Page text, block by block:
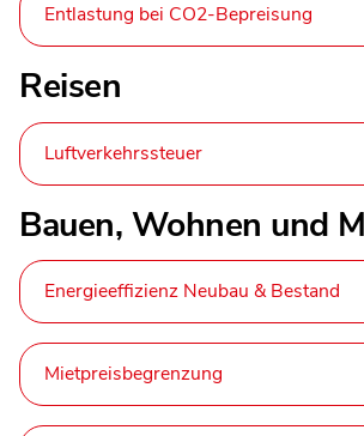
Entlastung bei CO2-Bepreisung
Reisen
Luftverkehrssteuer
Bauen, Wohnen und
Energieeffizienz Neubau & Bestand
Mietpreisbegrenzung